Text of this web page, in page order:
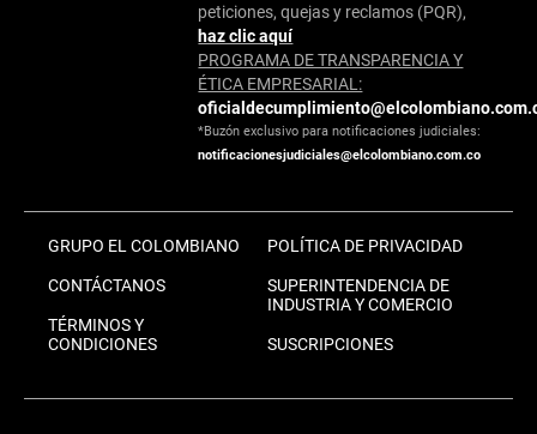
peticiones, quejas y reclamos (PQR),
haz clic aquí
PROGRAMA DE TRANSPARENCIA Y
ÉTICA EMPRESARIAL:
*Buzón exclusivo para notificaciones judiciales:
notificacionesjudiciales@elcolombiano.com.co
GRUPO EL COLOMBIANO
CONTÁCTANOS
TÉRMINOS Y
CONDICIONES
POLÍTICA DE PRIVACIDAD
SUPERINTENDENCIA DE
INDUSTRIA Y COMERCIO
SUSCRIPCIONES